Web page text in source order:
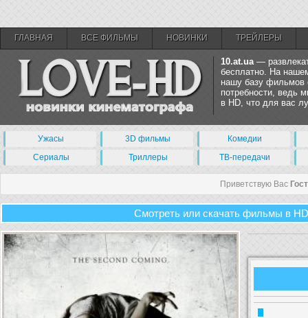
ГЛАВНАЯ ВСЕ ФИЛЬМЫ НОВИНКИ ТРЕЙЛЕРЫ
10.at.ua—
бесплатно. На
нашу базу фильмов
потребности, ведь
в HD, что для вас
Ужасы 3D фильмы
Комедии
Сериалы
Триллеры ТВ-передачи
Приветствую Вас
Смотреть или скачать фильмы в